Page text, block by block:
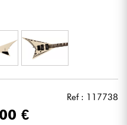
Ref : 117738
€